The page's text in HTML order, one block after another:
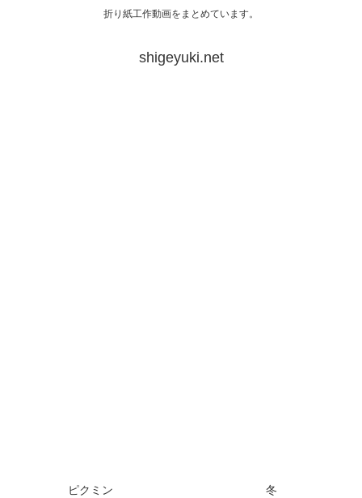
折り紙工作動画をまとめています。
shigeyuki.net
ピクミン 冬